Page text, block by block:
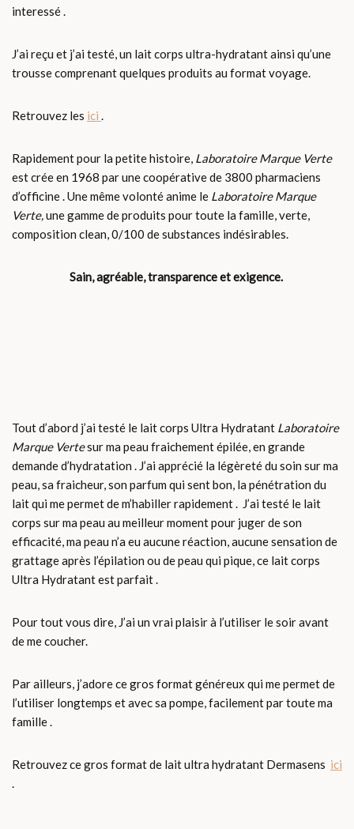
interessé .
J’ai reçu et j’ai testé, un lait corps ultra-hydratant ainsi qu’une
trousse comprenant quelques produits au format voyage.
Retrouvez les ici .
Rapidement pour la petite histoire, Laboratoire Marque Verte
est crée en 1968 par une coopérative de 3800 pharmaciens
d’officine . Une même volonté anime le Laboratoire Marque
Verte,une gamme de produits pour toute la famille, verte,
composition clean, 0/100 de substances indésirables.
Sain, agréable, transparence et exigence.
Tout d’abord j’ai testé le lait corps Ultra Hydratant Laboratoire
Marque Vertesur ma peau fraichement épilée, en grande
demande d’hydratation . J’ai apprécié la légèreté du soin sur ma
peau, sa fraicheur, son parfum qui sent bon, la pénétration du
lait qui me permet de m’habiller rapidement . J’ai testé le lait
corps sur ma peau au meilleur moment pour juger de son
efficacité, ma peau n’a eu aucune réaction, aucune sensation de
grattage après l’épilation ou de peau qui pique, ce lait corps
Ultra Hydratant est parfait .
Pour tout vous dire, J’ai un vrai plaisir à l’utiliser le soir avant
de me coucher.
Par ailleurs, j’adore ce gros format généreux qui me permet de
l’utiliser longtemps et avec sa pompe, facilement par toute ma
famille .
Retrouvez ce gros format de lait ultra hydratant Dermasens ici
.